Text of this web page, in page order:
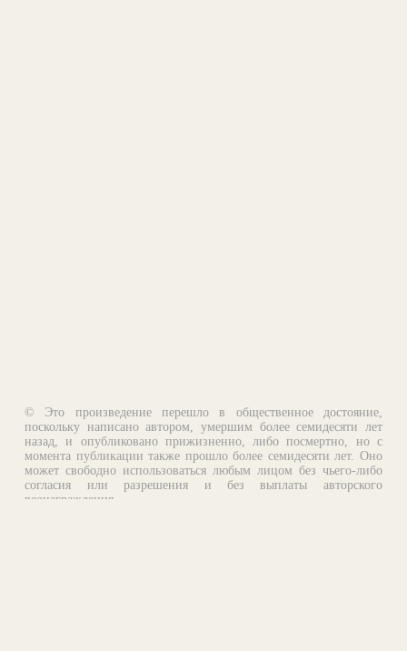
© Это произведение перешло в общественное достояние,
поскольку написано автором, умершим более семидесяти лет
назад, и опубликовано прижизненно, либо посмертно, но с
момента публикации также прошло более семидесяти лет. Оно
может свободно использоваться любым лицом без чьего-либо
согласия или разрешения и без выплаты авторского
вознаграждения.